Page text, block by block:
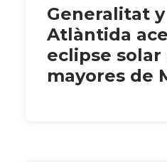
Generalitat
Atlàntida
eclipse solar
mayores de